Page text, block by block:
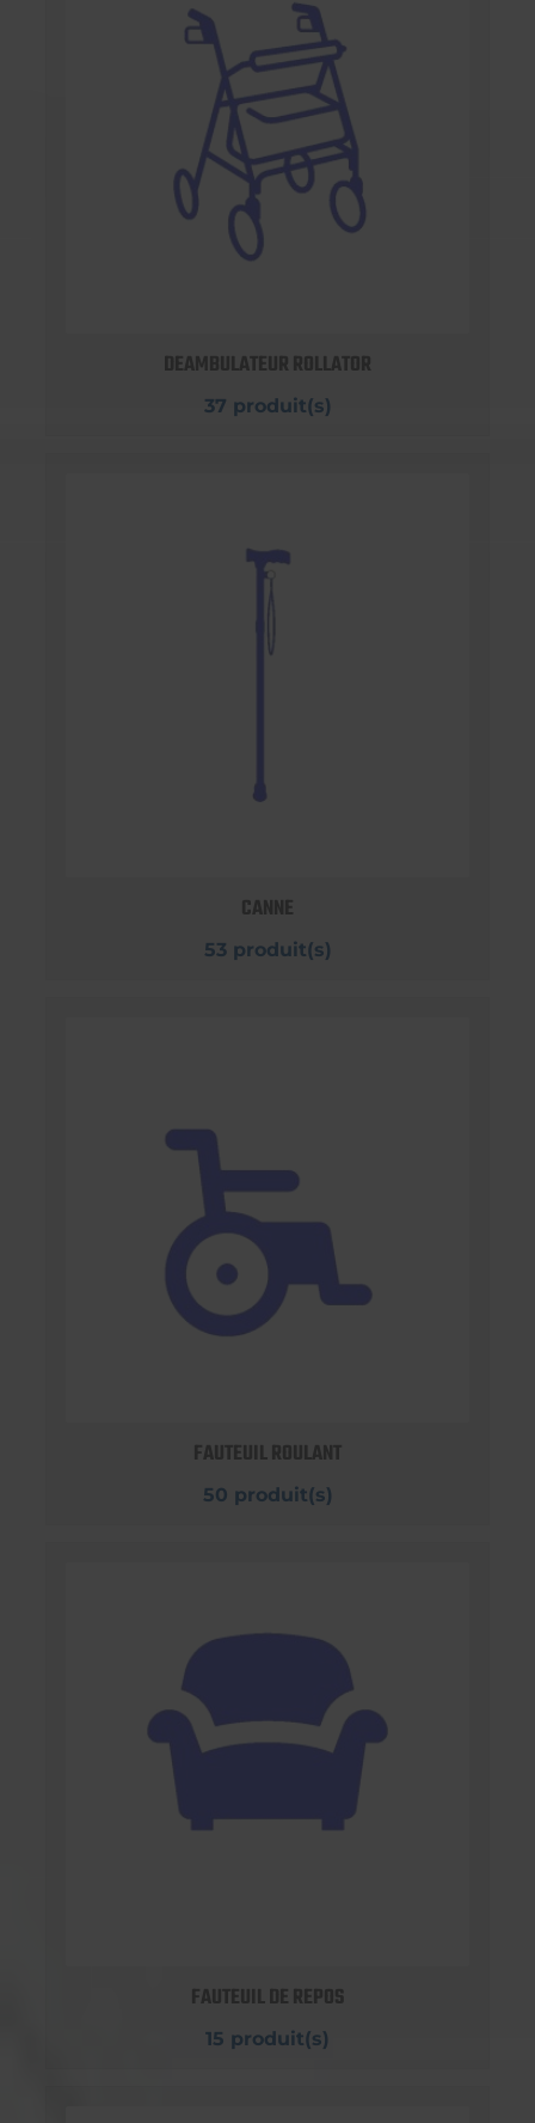
DEAMBULATEUR ROLLATOR
37 produit(s)
CANNE
53 produit(s)
FAUTEUIL ROULANT
50 produit(s)
FAUTEUIL DE REPOS
15 produit(s)